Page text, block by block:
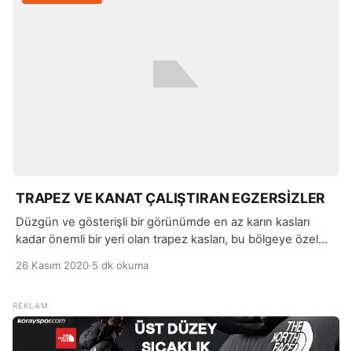
TRAPEZ VE KANAT ÇALIŞTIRAN EGZERSİZLER
Düzgün ve gösterişli bir görünümde en az karın kasları
kadar önemli bir yeri olan trapez kasları, bu bölgeye özel
sağlayacaktır.
26 Kasım 2020·5 dk okuma